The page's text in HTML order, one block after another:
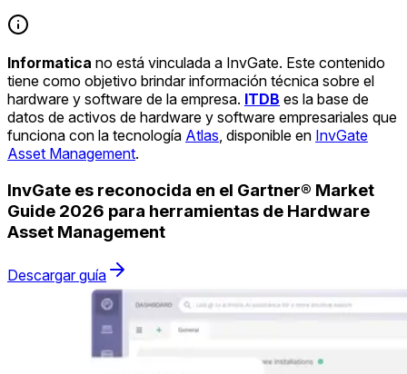
Informatica no está vinculada a InvGate. Este contenido
tiene como objetivo brindar información técnica sobre el
hardware y software de la empresa. ITDB es la base de
datos de activos de hardware y software empresariales que
funciona con la tecnología Atlas , disponible en InvGate
Asset Management.
InvGate es reconocida en el Gartner® Market
Guide 2026 para herramientas de Hardware
Asset Management
Descargar guía